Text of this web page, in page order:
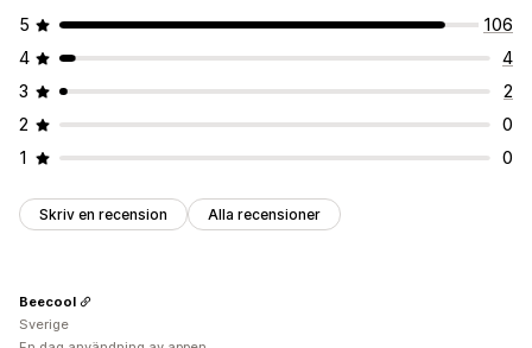
5
106
4
4
3
2
2
0
1
0
Skriv en recension Alla recensioner
Beecool
Sverige